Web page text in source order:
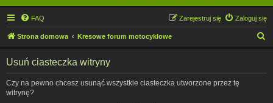
FAQ Zaloguj się
Zarejestruj się
Strona domowa Kresowe forum motocyklowe
Usuń ciasteczka witryny
Czy na pewno chcesz usunąć wszystkie ciasteczka utworzone przez tę
witrynę?